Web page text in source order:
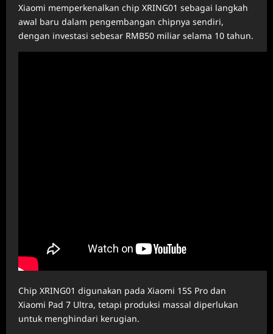
Xiaomi memperkenalkan chip XRING01 sebagai langkah
awal baru dalam pengembangan chipnya sendiri,
dengan investasi sebesar RMB50 miliar selama 10 tahun.
Chip XRING01 digunakan pada Xiaomi 15S Pro dan
Xiaomi Pad 7 Ultra, tetapi produksi massal diperlukan
untuk menghindari kerugian.